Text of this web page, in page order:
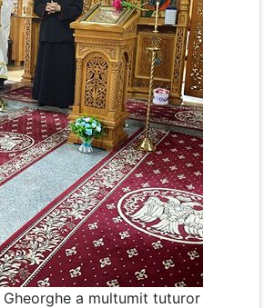
Gheorghe a multumit tuturor